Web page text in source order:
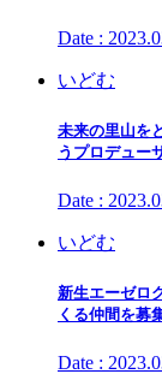
Date :
いどむ
未来の里山を
うプロデュー
Date :
いどむ
新生エーゼロ
くる仲間を募
Date :